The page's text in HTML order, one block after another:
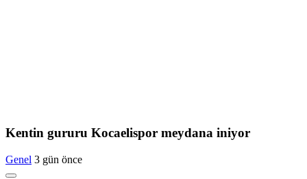
Kentin gururu Kocaelispor meydana iniyor
Genel 3 gün önce